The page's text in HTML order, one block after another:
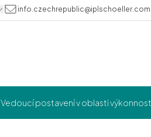
info.czechrepublic@iplschoeller.com
Vedoucí postavení v oblasti